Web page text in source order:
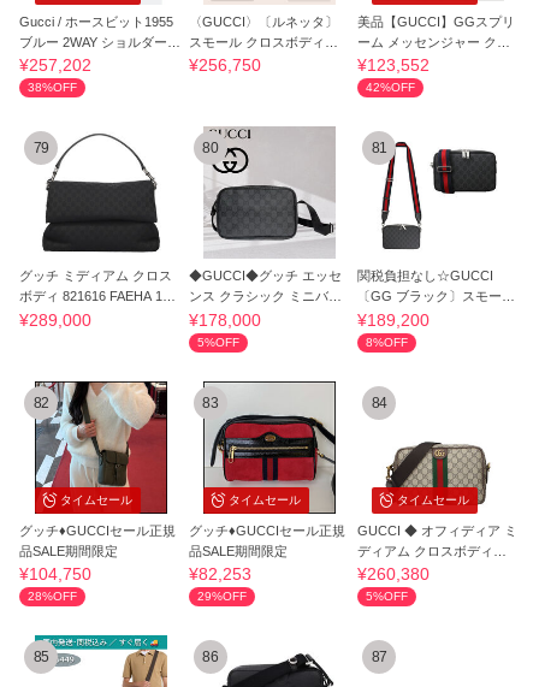
Gucci / ホースビット1955
ブルー 2WAY ショルダー
バッグ
¥257,202
38%OFF
〈GUCCI〉〔ルネッタ〕
スモール クロスボディバ
ッグ（関税込み）
¥256,750
美品【GUCCI】GGスプリ
ーム メッセンジャー クロ
スボディ バッグ
¥123,552
42%OFF
79
グッチ ミディアム クロス
ボディ 821616 FAEHA 104
2 ブラック
¥289,000
80
◆GUCCI◆グッチ エッセ
ンス クラシック ミニバッ
グ
¥178,000
5%OFF
81
関税負担なし☆GUCCI
〔GG ブラック〕スモール
ショルダーバッグ
¥189,200
8%OFF
タイムセール
82
グッチ♦GUCCIセール正規
品SALE期間限定
¥104,750
28%OFF
タイムセール
83
グッチ♦GUCCIセール正規
品SALE期間限定
¥82,253
29%OFF
タイムセール
84
GUCCI ◆ オフィディア ミ
ディアム クロスボディバ
ッグ
¥260,380
5%OFF
85 86 87